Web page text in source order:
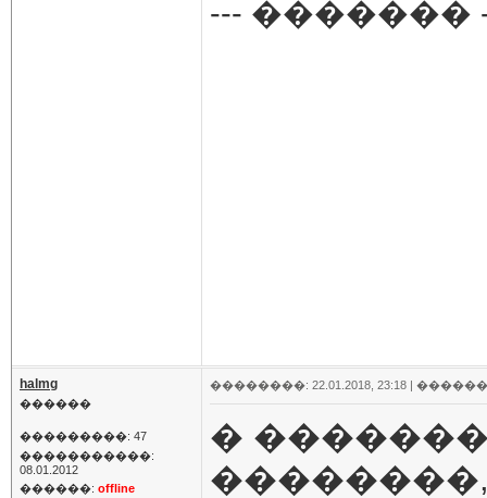
--- �������
halmg
������
���������: 47
�����������:
08.01.2012
������: offline
��������: 22.01.2018, 23:18 |
�